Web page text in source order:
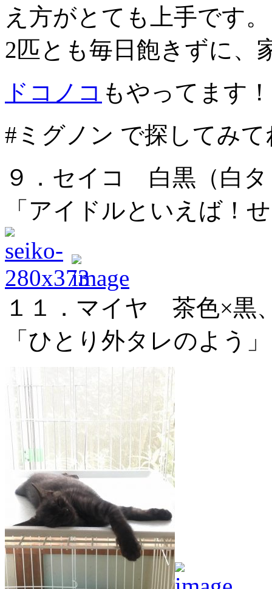
え方がとても上手です。
2匹とも毎日飽きずに、
ドコノコ もやってます！
#ミグノン で探してみて
９．セイコ 白黒（白タ
「アイドルといえば！
１１．マイヤ 茶色×黒
「ひとり外タレのよう」